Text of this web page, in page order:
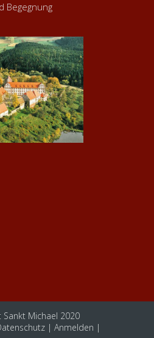
Begegnung
Sankt Michael 2020
| Anmelden |